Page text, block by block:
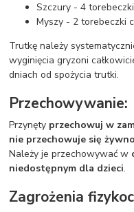
Szczury - 4
Myszy - 2 torebeczki
Trutkę należy
wyginięcia gryzoni
dniach od spożycia trutki.
Przechowywanie:
Przynęty przechowuj w
nie przechowuje się
Należy je przechowywać w
niedostępnym dla dzieci.
Zagrożenia